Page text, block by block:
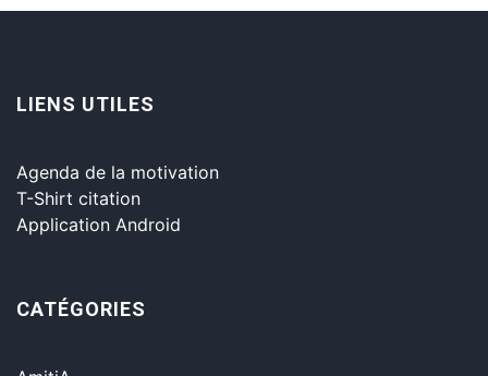
LIENS UTILES
Agenda de la motivation
T-Shirt citation
Application Android
CATÉGORIES